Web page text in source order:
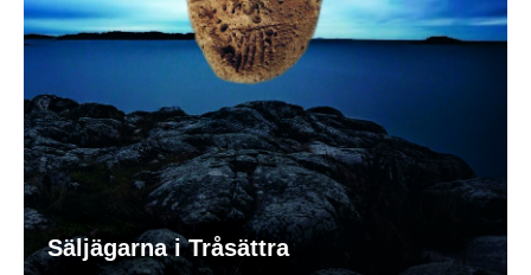
Säljägarna i Tråsättra